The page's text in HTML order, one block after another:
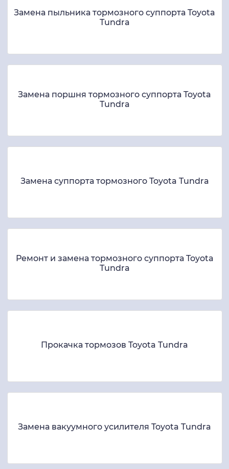
Замена пыльника тормозного суппорта Toyota
Tundra
Замена поршня тормозного суппорта Toyota
Tundra
Замена суппорта тормозного Toyota Tundra
Ремонт и замена тормозного суппорта Toyota
Tundra
Прокачка тормозов Toyota Tundra
Замена вакуумного усилителя Toyota Tundra